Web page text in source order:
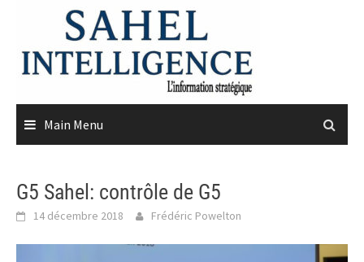
content
Main Menu
G5 Sahel: contrôle de G5
14 décembre 2018 Frédéric Powelton